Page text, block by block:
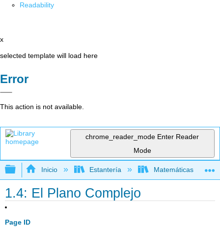
Readability
x
selected template will load here
Error
This action is not available.
chrome_reader_mode Enter Reader
Mode
Expandir/contraer jerarquía global
Inicio Estantería Matemáticas
1.4: El Plano Complejo
Page ID